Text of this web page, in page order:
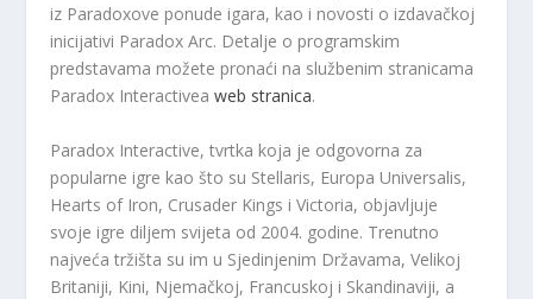
iz Paradoxove ponude igara, kao i novosti o izdavačkoj
inicijativi Paradox Arc. Detalje o programskim
predstavama možete pronaći na službenim stranicama
Paradox Interactiveaweb stranica.
Paradox Interactive, tvrtka koja je odgovorna za
popularne igre kao što su Stellaris, Europa Universalis,
Hearts of Iron, Crusader Kings i Victoria, objavljuje
svoje igre diljem svijeta od 2004. godine. Trenutno
najveća tržišta su im u Sjedinjenim Državama, Velikoj
Britaniji, Kini, Njemačkoj, Francuskoj i Skandinaviji, a